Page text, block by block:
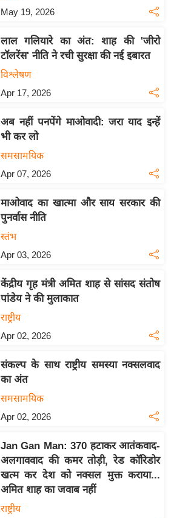
May 19, 2026
लाल गलियारे का अंत: शाह की 'जीरो
टॉलरेंस' नीति ने रची सुरक्षा की नई इबारत
विश्लेषण
Apr 17, 2026
अब नहीं पनपेंगे माओवादी: जरा याद इन्हें
भी कर लो
समसामयिक
Apr 07, 2026
माओवाद का खात्मा और साय सरकार की
पुनर्वास नीति
स्तंभ
Apr 03, 2026
केंद्रीय गृह मंत्री अमित शाह से सांसद संतोष
पांडेय ने की मुलाकात
राष्ट्रीय
Apr 02, 2026
संकल्प के साथ राष्ट्रीय समस्या नक्सलवाद
का अंत
समसामयिक
Apr 02, 2026
Jan Gan Man: 370 हटाकर आतंकवाद-
अलगाववाद की कमर तोड़ी, रेड कॉरिडोर
खत्म कर देश को नक्सल मुक्त कराया...
अमित शाह का जवाब नहीं
राष्ट्रीय